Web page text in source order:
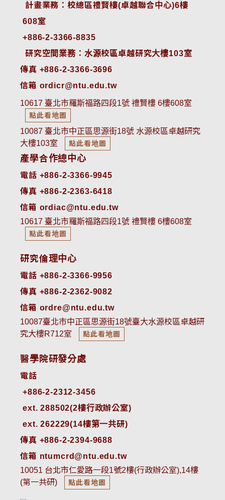
計畫業務：校總區禮賢樓(卓越聯合中心)6樓
608室
+886-2-3366-8835
研究空間業務：水源校區卓越研究大樓103室
傳真 +886-2-3366-3696
信箱 ordicr@ntu.edu.tw
10617 臺北市羅斯福路四段1號 禮賢樓 6樓608室
點此看地圖
10087 臺北市中正區思源街18號 水源校區卓越研究
大樓103室
點此看地圖
產學合作總中心
電話 +886-2-3366-9945
傳真 +886-2-2363-6418
信箱 ordiac@ntu.edu.tw
10617 臺北市羅斯福路四段1號 禮賢樓 6樓608室
點此看地圖
研究倫理中心
電話 +886-2-3366-9956
傳真 +886-2-2362-9082
信箱 ordre@ntu.edu.tw
10087臺北市中正區思源街18號臺大水源校區卓越研
究大樓R712室
點此看地圖
醫學院研發分處
電話
ext. 288502(2樓行政辦公室)
ext. 262229(14樓第一共研)
傳真 +886-2-2394-9688
信箱 ntumcrd@ntu.edu.tw
10051 台北市仁愛路一段1號2樓(行政辦公室),14樓
(第一共研)
點此看地圖